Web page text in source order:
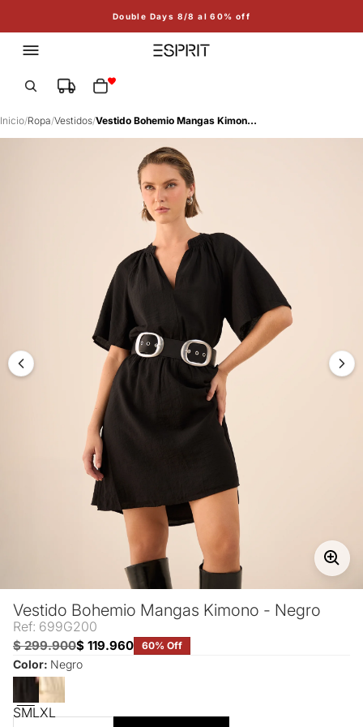
Double Days 8/8 al 60% off
Inicio/Ropa/Vestidos/ Vestido Bohemio Mangas Kimono - Negro
Vestido Bohemio Mangas Kimono - Negro
Ref: 699G200
$ 299.900$ 119.960 60% Off
Color: Negro
SML XL